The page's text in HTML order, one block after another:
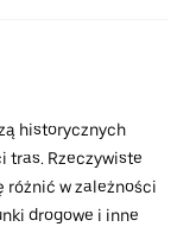
historycznych
tras. Rzeczywiste
różnić w zależności
drogowe i inne